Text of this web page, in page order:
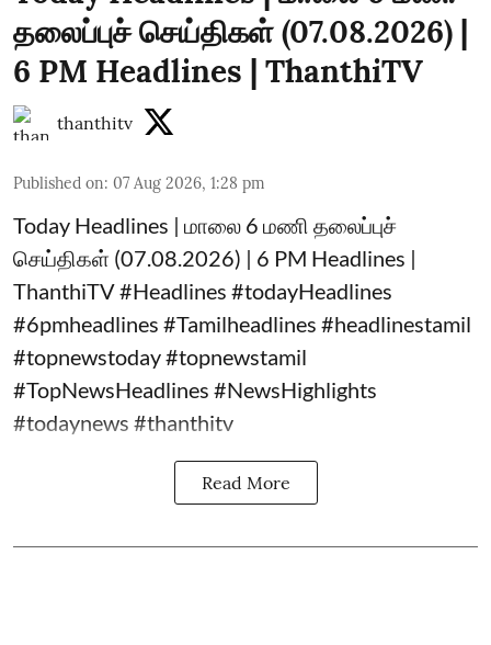
தலைப்புச் செய்திகள் (07.08.2026) |
6 PM Headlines | ThanthiTV
thanthitv
Published on: 07 Aug 2026, 1:28 pm
Today Headlines | மாலை 6 மணி தலைப்புச்
செய்திகள் (07.08.2026) | 6 PM Headlines |
ThanthiTV #Headlines #todayHeadlines
#6pmheadlines #Tamilheadlines #headlinestamil
#topnewstoday #topnewstamil
#TopNewsHeadlines #NewsHighlights
#todaynews #thanthitv
Read More